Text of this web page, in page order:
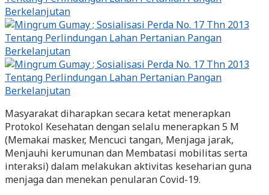
Masyarakat diharapkan secara ketat menerapkan
Protokol Kesehatan dengan selalu menerapkan 5 M
(Memakai masker, Mencuci tangan, Menjaga jarak,
Menjauhi kerumunan dan Membatasi mobilitas serta
interaksi) dalam melakukan aktivitas keseharian guna
menjaga dan menekan penularan Covid-19.